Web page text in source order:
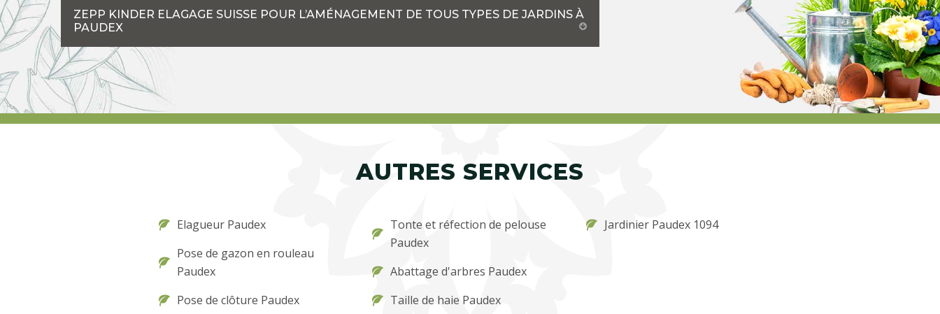
ZEPP KINDER ELAGAGE SUISSE POUR L’AMÉNAGEMENT DE TOUS TYPES DE JARDINS À
PAUDEX
AUTRES SERVICES
Elagueur Paudex
Pose de gazon en rouleau
Paudex
Pose de clôture Paudex
Tonte et réfection de pelouse
Paudex
Abattage d'arbres Paudex
Taille de haie Paudex
Jardinier Paudex 1094